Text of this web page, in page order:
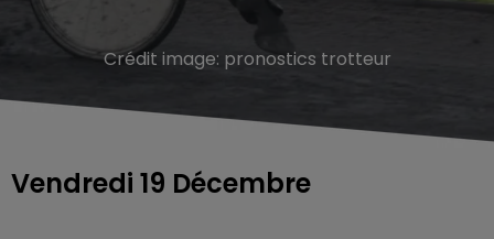
Crédit image: pronostics trotteur
Vendredi 19 Décembre